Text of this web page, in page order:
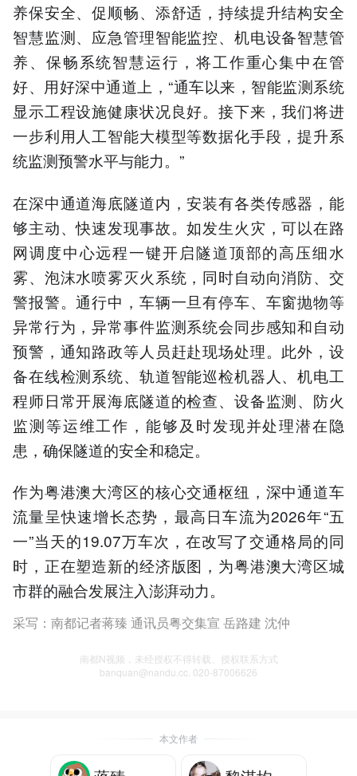
养保安全、促顺畅、添舒适，持续提升结构安全
智慧监测、应急管理智能监控、机电设备智慧管
养、保畅系统智慧运行，将工作重心集中在管
好、用好深中通道上，“通车以来，智能监测系统
显示工程设施健康状况良好。接下来，我们将进
一步利用人工智能大模型等数据化手段，提升系
统监测预警水平与能力。”
在深中通道海底隧道内，安装有各类传感器，能
够主动、快速发现事故。如发生火灾，可以在路
网调度中心远程一键开启隧道顶部的高压细水
雾、泡沫水喷雾灭火系统，同时自动向消防、交
警报警。通行中，车辆一旦有停车、车窗抛物等
异常行为，异常事件监测系统会同步感知和自动
预警，通知路政等人员赶赴现场处理。此外，设
备在线检测系统、轨道智能巡检机器人、机电工
程师日常开展海底隧道的检查、设备监测、防火
监测等运维工作，能够及时发现并处理潜在隐
患，确保隧道的安全和稳定。
作为粤港澳大湾区的核心交通枢纽，深中通道车
流量呈快速增长态势，最高日车流为2026年“五
一”当天的19.07万车次，在改写了交通格局的同
时，正在塑造新的经济版图，为粤港澳大湾区城
市群的融合发展注入澎湃动力。
采写：南都记者蒋臻 通讯员粤交集宣 岳路建 沈仲
南都N视频，未经授权不得转载、授权联系方式
banquan@nandu.cc. 020-87006626
本文作者